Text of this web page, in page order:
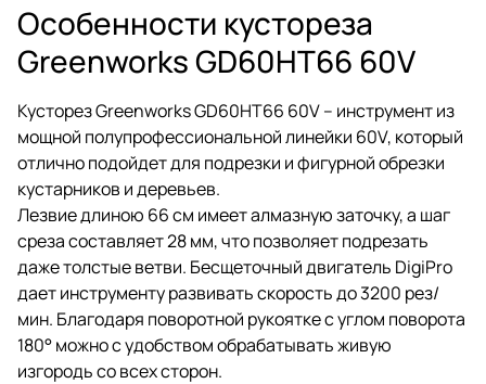
Особенности кустореза
Greenworks GD60HT66 60V
Кусторез Greenworks GD60HT66 60V – инструмент из
мощной полупрофессиональной линейки 60V, который
отлично подойдет для подрезки и фигурной обрезки
кустарников и деревьев.
Лезвие длиною 66 см имеет алмазную заточку, а шаг
среза составляет 28 мм, что позволяет подрезать
даже толстые ветви. Бесщеточный двигатель DigiPro
дает инструменту развивать скорость до 3200 рез/
мин. Благодаря поворотной рукоятке с углом поворота
180° можно с удобством обрабатывать живую
изгородь со всех сторон.